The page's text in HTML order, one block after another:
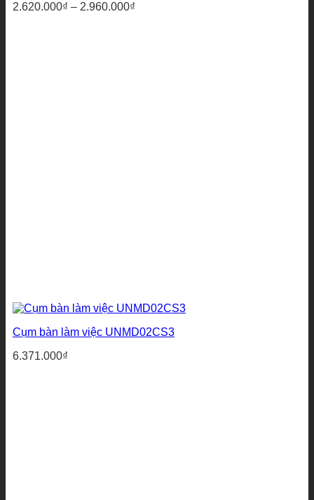
2.620.000₫ – 2.960.000₫
Cụm bàn làm việc UNMD02CS3
6.371.000₫